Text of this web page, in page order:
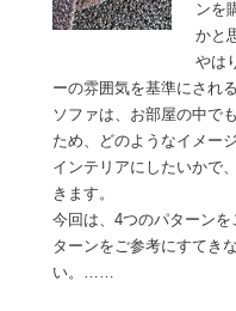
ンを
かと
やは
ーの雰囲気を基準にされ
ソファは、お部屋の中で
ため、どのようなイメー
インテリアにしたいかで
きます。
今回は、4つのパターン
ターンをご参考にすてき
い。……